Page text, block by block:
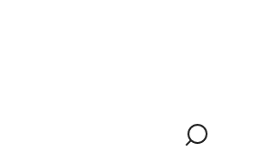
Siirry